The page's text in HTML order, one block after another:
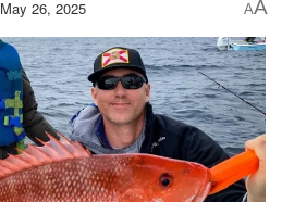
May 26, 2025 AA